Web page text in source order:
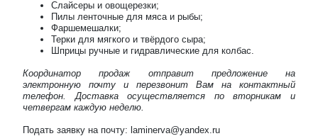
Слайсеры и овощерезки;
Пилы ленточные для мяса и рыбы;
Фаршемешалки;
Терки для мягкого и твёрдого сыра;
Шприцы ручные и гидравлические для колбас.
Координатор продаж отправит предложение на
электронную почту и перезвонит Вам на контактный
телефон. Доставка осуществляется по вторникам и
четвергам каждую неделю.
Подать заявку на почту: laminerva@yandex.ru